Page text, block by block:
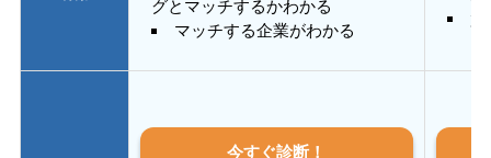
グとマッチするかわかる
マッチする企業がわかる
質
今すぐ診断！